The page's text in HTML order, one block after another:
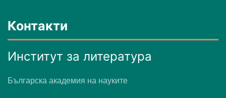
Контакти
Институт за литература
Българска академия на науките